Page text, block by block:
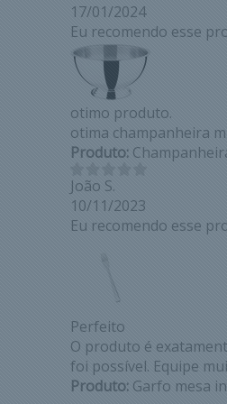
17/01/2024
Eu recomendo esse
otimo produto.
otima champanheira
Produto:
João S.
10/11/2023
Eu recomendo esse
Perfeito
O produto é
foi possível. Equipe
Produto:Garfo mesa